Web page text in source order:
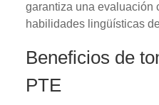
garantiza una evaluación
habilidades lingüísticas
Beneficios de
PTE